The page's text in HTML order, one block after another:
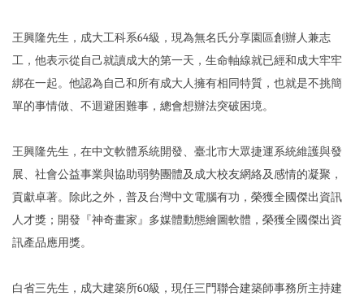
王興隆先生，成大工科系64級，現為無名氏分享園區創辦人兼志
工，他表示從自己就讀成大的第一天，生命軸線就已經和成大牢牢
綁在一起。他認為自己和所有成大人擁有相同特質，也就是不挑簡
單的事情做、不迴避困難事，總會想辦法突破困境。
王興隆先生，在中文軟體系統開發、臺北市大眾捷運系統維護與發
展、社會公益事業與協助弱勢團體及成大校友網絡及感情的凝聚，
貢獻卓著。除此之外，普及台灣中文電腦有功，榮獲全國傑出資訊
人才獎；開發『神奇畫家』多媒體動態繪圖軟體，榮獲全國傑出資
訊產品應用獎。
白省三先生，成大建築所60級，現任三門聯合建築師事務所主持建